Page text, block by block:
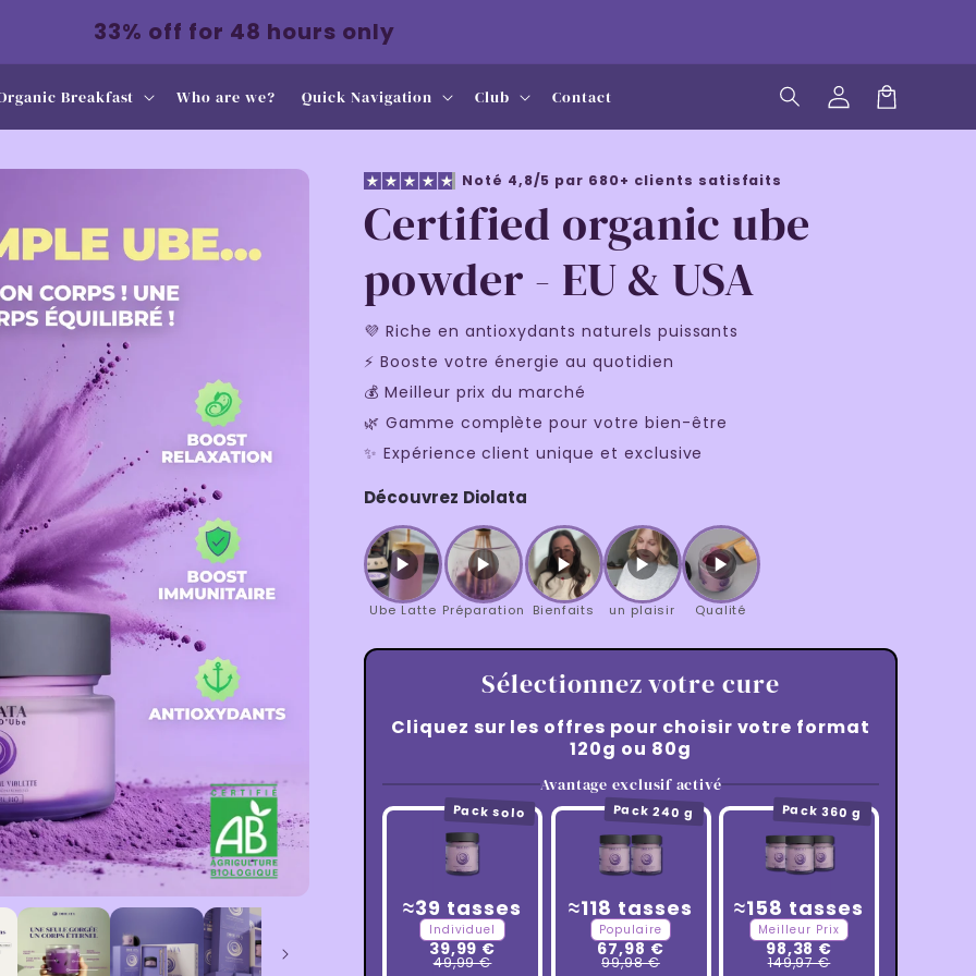
33% off for 48 hours only
Breakfast Who are we? Quick Navigation Club Contact
Log
in
Noté 4,8/5 par 680+ clients satisfaits
Certified organic ube
powder - EU & USA
💜 Riche en antioxydants naturels puissants
⚡ Booste votre énergie au quotidien
💰 Meilleur prix du marché
🌿 Gamme complète pour votre bien-être
✨ Expérience client unique et exclusive
Découvrez Diolata
Ube Latte Préparation Bienfaits un plaisir Qualité
Sélectionnez votre cure
Cliquez sur les offres pour choisir votre format
120g ou 80g
Avantage exclusif activé
Pack solo
≈39 tasses
Individuel
39,99 €
49,99 €
Pack 240 g
≈118 tasses
Populaire
67,98 €
99,98 €
Pack 360 g
≈158 tasses
Meilleur Prix
98,38 €
149,97 €